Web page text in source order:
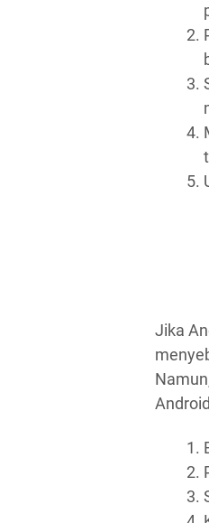
Jika